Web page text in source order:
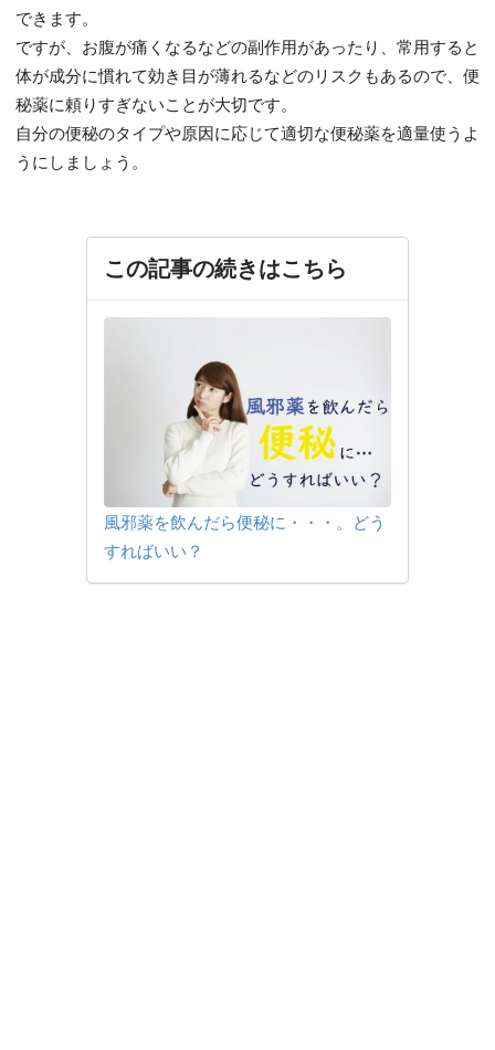
できます。
ですが、お腹が痛くなるなどの副作用があったり、常用すると
体が成分に慣れて効き目が薄れるなどのリスクもあるので、便
秘薬に頼りすぎないことが大切です。
自分の便秘のタイプや原因に応じて適切な便秘薬を適量使うよ
うにしましょう。
この記事の続きはこちら
風邪薬を飲んだら便秘に・・・。どう
すればいい？